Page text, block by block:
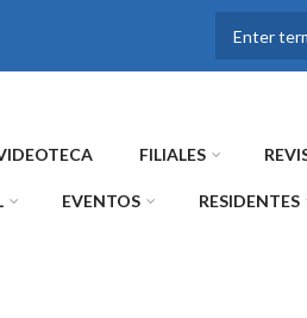
FILIALES
EVENTOS RESIDENTES